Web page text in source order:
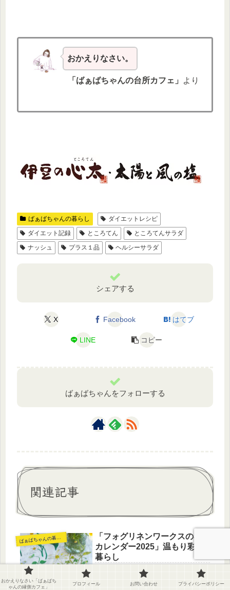
おかえりなさい。
「ばぁばちゃんの台所カフェ」 より
ばぁばちゃんの暮らし
ダイエットレシピ
ダイエット記録
ところてん
ところてんサラダ
ナッシュ
プラス１品 ヘルシーサラダ
シェアする
X Facebook はてブ
LINE コピー
ばぁばちゃんをフォローする
関連記事
ば
ぁばちゃんの暮らし
「フォグリネンワークスの布
カレンダー2025」温もり彩る
暮らし
フォグリネンワークスの布カレンダー
が映える昭和レトロな和室フォグリネ
ンワークスの布カレンダーをご存じで
おかえりなさい「ばぁばち
ゃんの縁側カフェ」
プロフィール お問い合わせ プライバシーポリシー